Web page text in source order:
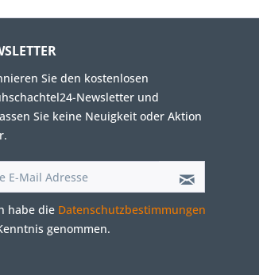
Sie den kostenlosen
Newsletter und
Sie keine Neuigkeit oder Aktion
habe die Datenschutzbestimmungen
genommen.